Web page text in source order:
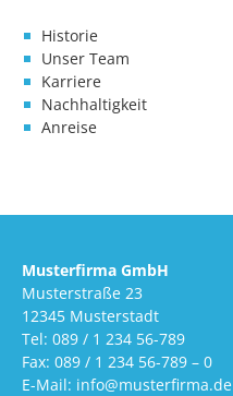
Historie
Unser Team
Karriere
Nachhaltigkeit
Anreise
Musterfirma GmbH
Musterstraße 23
12345 Musterstadt
Tel: 089 / 1 234 56-789
Fax: 089 / 1 234 56-789 – 0
E-Mail: info@musterfirma.de